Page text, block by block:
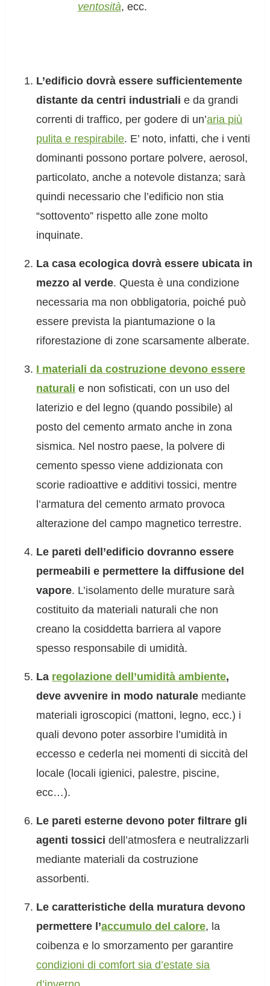
ventosità, ecc.
L’edificio dovrà essere sufficientemente
distante da centri industriali e da grandi
correnti di traffico, per godere di un’aria più
pulita e respirabile. E’ noto, infatti, che i venti
dominanti possono portare polvere, aerosol,
particolato, anche a notevole distanza; sarà
quindi necessario che l’edificio non stia
“sottovento” rispetto alle zone molto
inquinate.
La casa ecologica dovrà essere ubicata in
mezzo al verde. Questa è una condizione
necessaria ma non obbligatoria, poiché può
essere prevista la piantumazione o la
riforestazione di zone scarsamente alberate.
I materiali da costruzione devono essere
naturali e non sofisticati, con un uso del
laterizio e del legno (quando possibile) al
posto del cemento armato anche in zona
sismica. Nel nostro paese, la polvere di
cemento spesso viene addizionata con
scorie radioattive e additivi tossici, mentre
l’armatura del cemento armato provoca
alterazione del campo magnetico terrestre.
Le pareti dell’edificio dovranno essere
permeabili e permettere la diffusione del
vapore. L’isolamento delle murature sarà
costituito da materiali naturali che non
creano la cosiddetta barriera al vapore
spesso responsabile di umidità.
La regolazione dell’umidità ambiente,
deve avvenire in modo naturale mediante
materiali igroscopici (mattoni, legno, ecc.) i
quali devono poter assorbire l’umidità in
eccesso e cederla nei momenti di siccità del
locale (locali igienici, palestre, piscine,
ecc…).
Le pareti esterne devono poter filtrare gli
agenti tossici dell’atmosfera e neutralizzarli
mediante materiali da costruzione
assorbenti.
Le caratteristiche della muratura devono
permettere l’accumulo del calore, la
coibenza e lo smorzamento per garantire
condizioni di comfort sia d’estate sia